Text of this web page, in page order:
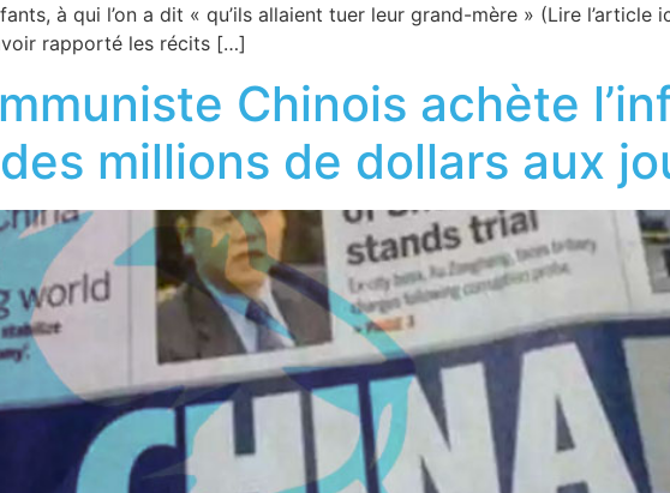
à qui l’on a dit « qu’ils allaient tuer leur grand-mère » (Lire l’article
rapporté les récits […]
Chinois achète
millions de dollars aux